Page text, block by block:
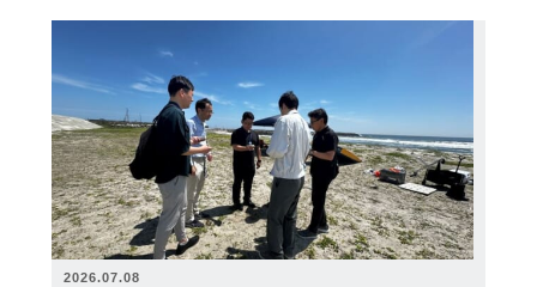
2026.07.08